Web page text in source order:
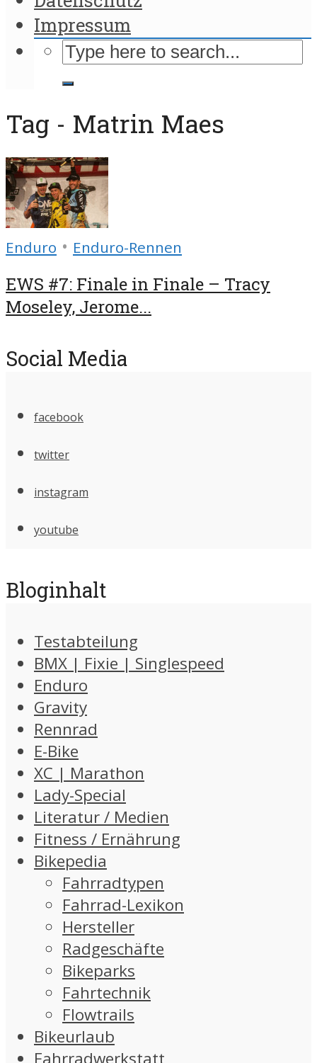
Impressum
Tag - Matrin Maes
Enduro • Enduro-Rennen
EWS #7: Finale in Finale – Tracy
Moseley, Jerome...
Social Media
facebook
twitter
instagram
youtube
Bloginhalt
Testabteilung
BMX | Fixie | Singlespeed
Enduro
Gravity
Rennrad
E-Bike
XC | Marathon
Lady-Special
Literatur / Medien
Fitness / Ernährung
Bikepedia
Fahrradtypen
Fahrrad-Lexikon
Hersteller
Radgeschäfte
Bikeparks
Fahrtechnik
Flowtrails
Bikeurlaub
Fahrradwerkstatt